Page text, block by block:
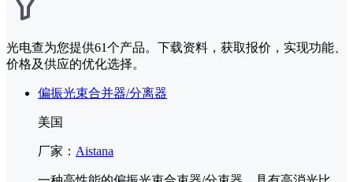
光电查为您提供61个产品。下载资料，获取报价，实现功能、
价格及供应的优化选择。
偏振光束合并器/分离器
美国
厂家： Aistana